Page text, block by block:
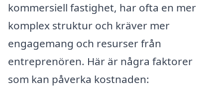
kommersiell fastighet, har ofta en mer
komplex struktur och kräver mer
engagemang och resurser från
entreprenören. Här är några faktorer
som kan påverka kostnaden: